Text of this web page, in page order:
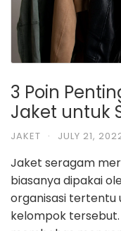
3 Poin
Jaket untuk
JAKET · JULY 21,
Jaket seragam
biasanya dipakai
organisasi tertentu
kelompok